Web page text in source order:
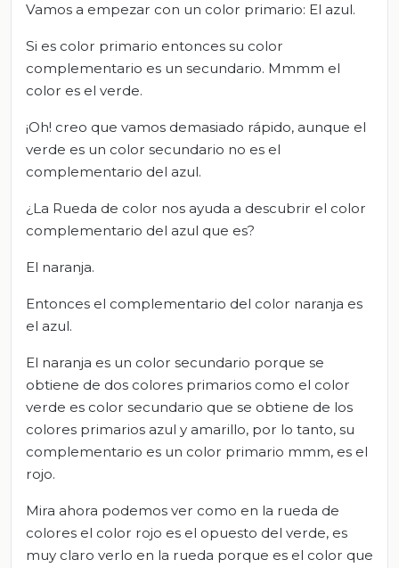
Vamos a empezar con un color primario: El azul.
Si es color primario entonces su color
complementario es un secundario. Mmmm el
color es el verde.
¡Oh! creo que vamos demasiado rápido, aunque el
verde es un color secundario no es el
complementario del azul.
¿La Rueda de color nos ayuda a descubrir el color
complementario del azul que es?
El naranja.
Entonces el complementario del color naranja es
el azul.
El naranja es un color secundario porque se
obtiene de dos colores primarios como el color
verde es color secundario que se obtiene de los
colores primarios azul y amarillo, por lo tanto, su
complementario es un color primario mmm, es el
rojo.
Mira ahora podemos ver como en la rueda de
colores el color rojo es el opuesto del verde, es
muy claro verlo en la rueda porque es el color que